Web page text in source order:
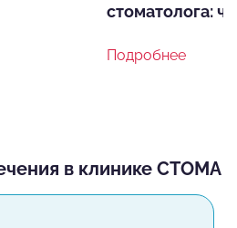
стоматолога:
Подробнее
в клинике СТОМА